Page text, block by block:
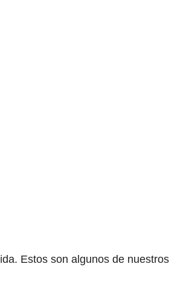
Estos son algunos de nuestros